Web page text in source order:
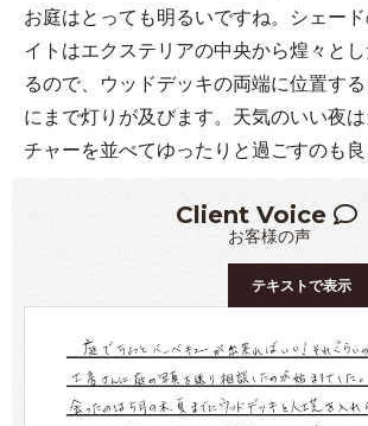
お庭はとっても明るいですね。シェー
イトはエクステリアの中央から煌々と
るので、ウッドデッキの両端に位置す
にまで灯りが及びます。天気のいい夜
チャーを並べてゆったりと過ごすのも良
Client Voice
お客様の声
テキストで表示